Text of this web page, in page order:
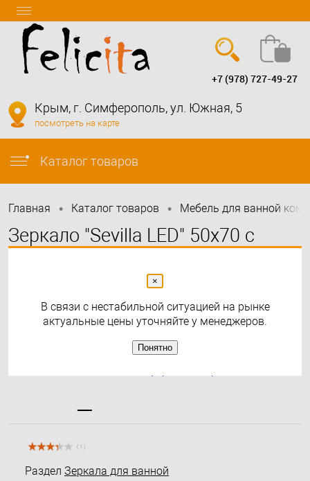
info@felicita-crimea.ru
+7 (978) 727-49-27
Крым, г. Симферополь, ул. Южная, 5
посмотреть на карте
Каталог товаров
Главная • Каталог товаров • Мебель для ванной
Зеркало "Sevilla LED" 50х70 c
( 1 )
Раздел Зеркала для ванной
×
В связи с нестабильной ситуацией на рынке
актуальные цены уточняйте у менеджеров.
Понятно